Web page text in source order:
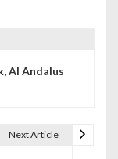
Al Andalus
Next Article